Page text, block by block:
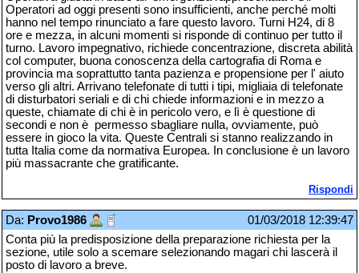
Operatori ad oggi presenti sono insufficienti, anche perché molti
hanno nel tempo rinunciato a fare questo lavoro. Turni H24, di 8
ore e mezza, in alcuni momenti si risponde di continuo per tutto il
turno. Lavoro impegnativo, richiede concentrazione, discreta abilità
col computer, buona conoscenza della cartografia di Roma e
provincia ma soprattutto tanta pazienza e propensione per l' aiuto
verso gli altri. Arrivano telefonate di tutti i tipi, migliaia di telefonate
di disturbatori seriali e di chi chiede informazioni e in mezzo a
queste, chiamate di chi è in pericolo vero, e lì è questione di
secondi e non è permesso sbagliare nulla, ovviamente, può
essere in gioco la vita. Queste Centrali si stanno realizzando in
tutta Italia come da normativa Europea. In conclusione è un lavoro
più massacrante che gratificante.
Rispondi
Da: Provo1986
01/03/2018 12:39:47
Conta più la predisposizione della preparazione richiesta per la
sezione, utile solo a scemare selezionando magari chi lascerà il
posto di lavoro a breve.